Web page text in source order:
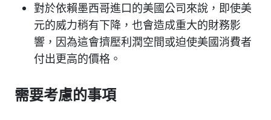
對於依賴墨西哥進口的美國公司來說，即使美
元的威力稍有下降，也會造成重大的財務影
響，因為這會擠壓利潤空間或迫使美國消費者
付出更高的價格。
需要考慮的事項